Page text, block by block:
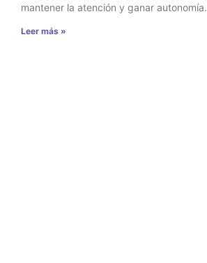
mantener la atención y ganar autonomía.
Leer más »